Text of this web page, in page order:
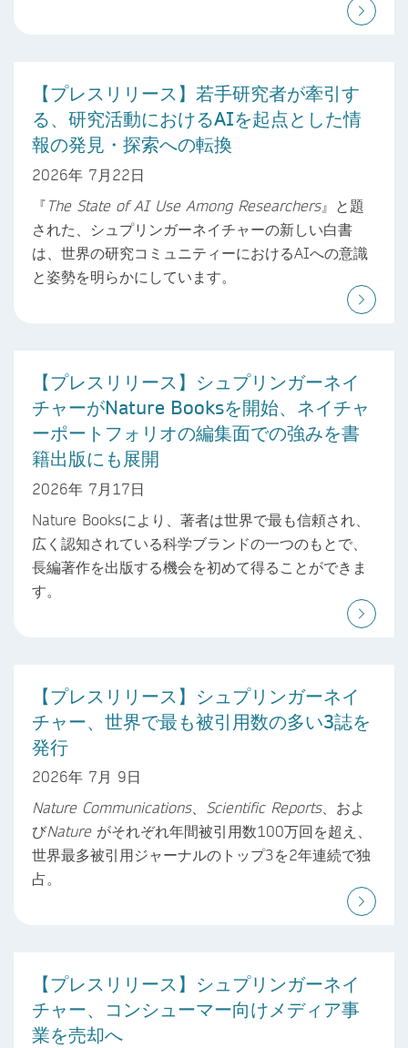
【プレスリリース】若手研究者が牽引す
る、研究活動におけるAIを起点とした情
報の発見・探索への転換
2026年 7月22日
『The State of AI Use Among Researchers』と題
された、シュプリンガーネイチャーの新しい白書
は、世界の研究コミュニティーにおけるAIへの意識
と姿勢を明らかにしています。
【プレスリリース】シュプリンガーネイ
チャーがNature Booksを開始、ネイチャ
ーポートフォリオの編集面での強みを書
籍出版にも展開
2026年 7月17日
Nature Booksにより、著者は世界で最も信頼され、
広く認知されている科学ブランドの一つのもとで、
長編著作を出版する機会を初めて得ることができま
す。
【プレスリリース】シュプリンガーネイ
チャー、世界で最も被引用数の多い3誌を
発行
2026年 7月 9日
Nature Communications、 Scientific Reports、およ
びNatureがそれぞれ年間被引用数100万回を超え、
世界最多被引用ジャーナルのトップ3を2年連続で独
占。
【プレスリリース】シュプリンガーネイ
チャー、コンシューマー向けメディア事
業を売却へ